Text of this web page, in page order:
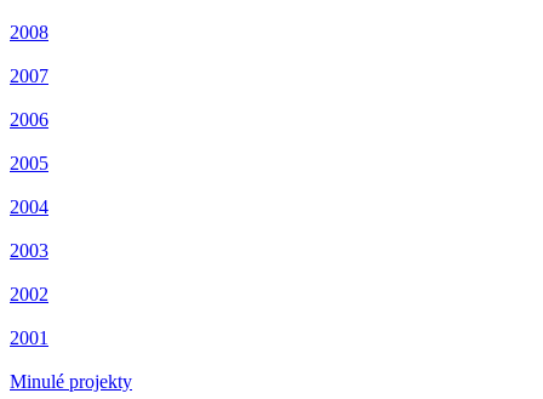
2008
2007
2006
2005
2004
2003
2002
2001
Minulé projekty